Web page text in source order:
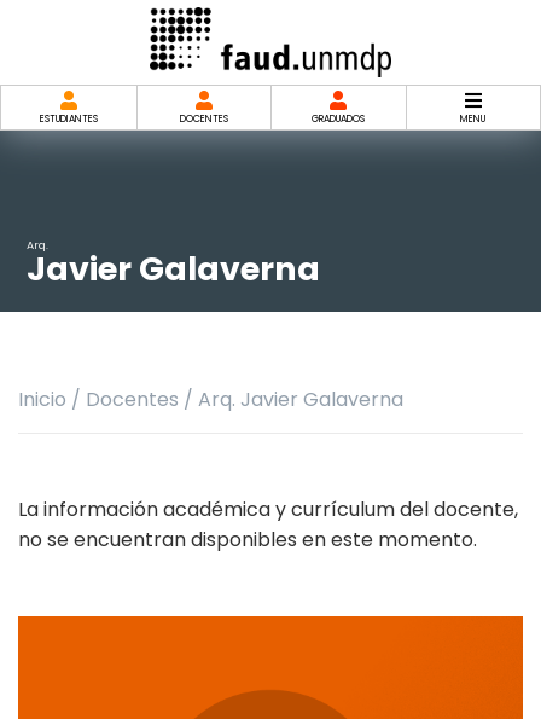
ESTUDIANTES DOCENTES GRADUADOS MENU
Arq.
Javier Galaverna
Inicio / Docentes / Arq. Javier Galaverna
La información académica y currículum del docente,
no se encuentran disponibles en este momento.